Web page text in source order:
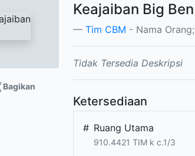
Bagikan
Keajaiban Big Ben
Tim CBM - Nama Orang;
Tidak Tersedia Deskripsi
Ketersediaan
# Ruang Utama
910.4421 TIM k c.1/3